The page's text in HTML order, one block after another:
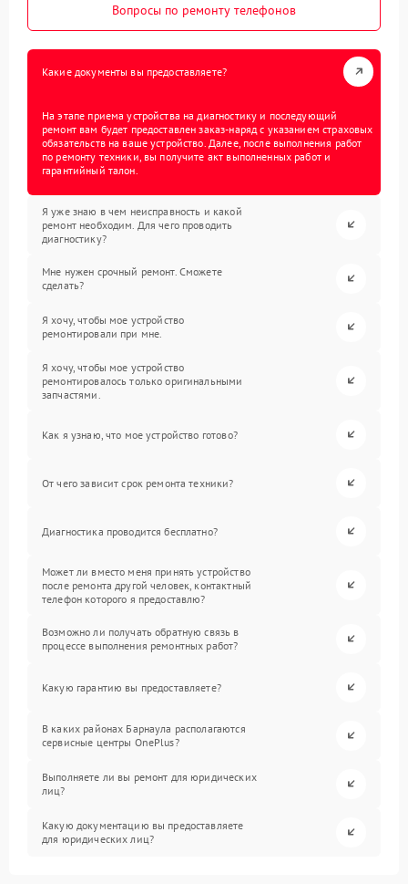
Вопросы по ремонту телефонов
Какие документы вы предоставляете?
На этапе приема устройства на диагностику и последующий
ремонт вам будет предоставлен заказ-наряд с указанием страховых
обязательств на ваше устройство. Далее, после выполнения работ
по ремонту техники, вы получите акт выполненных работ и
гарантийный талон.
Я уже знаю в чем неисправность и какой
ремонт необходим. Для чего проводить
диагностику?
Мне нужен срочный ремонт. Сможете
сделать?
Я хочу, чтобы мое устройство
ремонтировали при мне.
Я хочу, чтобы мое устройство
ремонтировалось только оригинальными
запчастями.
Как я узнаю, что мое устройство готово?
От чего зависит срок ремонта техники?
Диагностика проводится бесплатно?
Может ли вместо меня принять устройство
после ремонта другой человек, контактный
телефон которого я предоставлю?
Возможно ли получать обратную связь в
процессе выполнения ремонтных работ?
Какую гарантию вы предоставляете?
В каких районах Барнаула располагаются
сервисные центры OnePlus?
Выполняете ли вы ремонт для юридических
лиц?
Какую документацию вы предоставляете
для юридических лиц?